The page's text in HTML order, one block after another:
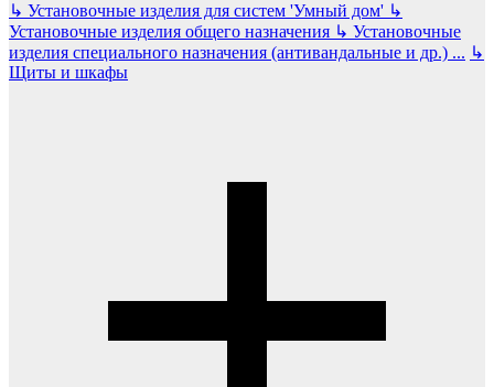
↳ Установочные изделия для систем 'Умный дом' ↳
Установочные изделия общего назначения ↳ Установочные
изделия специального назначения (антивандальные и др.) ... ↳
Щиты и шкафы